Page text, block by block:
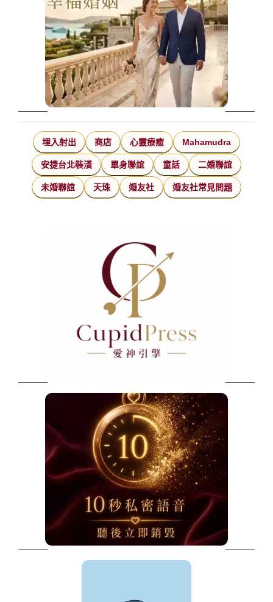
埋入射出 商店 心靈療癒 Mahamudra
安捷台北裝潢 單身聯誼 童話 二婚聯誼
未婚聯誼 天珠 婚友社 婚友社常見問題